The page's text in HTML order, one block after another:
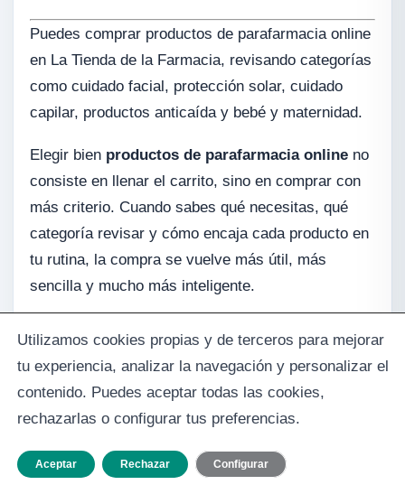
Puedes comprar productos de parafarmacia online
en La Tienda de la Farmacia, revisando categorías
como cuidado facial, protección solar, cuidado
capilar, productos anticaída y bebé y maternidad.
Elegir bien productos de parafarmacia online no
consiste en llenar el carrito, sino en comprar con
más criterio. Cuando sabes qué necesitas, qué
categoría revisar y cómo encaja cada producto en
tu rutina, la compra se vuelve más útil, más
sencilla y mucho más inteligente.
comprar más. Es la que te ayuda a elegir mejor.
Miguel A. Gómez
Editor del blog de La Tienda de la Farmacia
Utilizamos cookies propias y de terceros para mejorar
tu experiencia, analizar la navegación y personalizar el
contenido. Puedes aceptar todas las cookies,
rechazarlas o configurar tus preferencias.
Aceptar Rechazar Configurar